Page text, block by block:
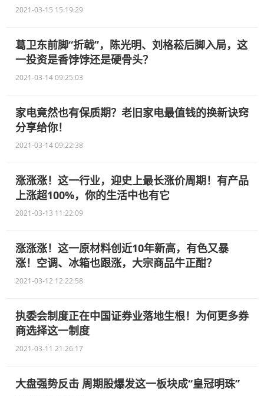
2021-03-15 15:19:29
葛卫东前脚“折戟”，陈光明、刘格菘后脚入局，这
一投资是香饽饽还是硬骨头？
2021-03-14 09:25:03
家电竟然也有保质期？老旧家电最值钱的换新诀窍
分享给你！
2021-03-14 09:22:38
涨涨涨！这一行业，迎史上最长涨价周期！有产品
上涨超100%，你的生活中也有它
2021-03-13 11:22:09
涨涨涨！这一原材料创近10年新高，有色又暴
涨！空调、冰箱也跟涨，大宗商品牛正酣？
2021-03-12 12:22:58
执委会制度正在中国证券业落地生根！为何更多券
商选择这一制度
2021-03-11 21:26:17
大盘强势反击 周期股爆发这一板块成“皇冠明珠”